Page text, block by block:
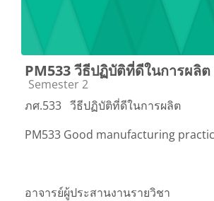
PM533 วีธีปฏิบัติที่ดีในการผลิต
Course category
Semester 2
ภศ.533 วีธีปฏิบัติที่ดีในการผลิต
PM533 Good manufacturing
อาจารย์ผู้ประสานงานรายวิชา